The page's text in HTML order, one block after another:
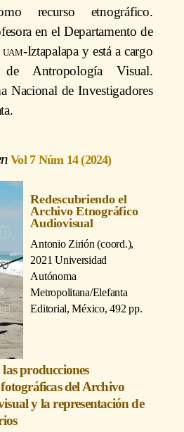
recurso etnográfico.
en el Departamento de
uam-Iztapalapa y está a cargo
Antropología Visual.
Nacional de Investigadores
Vol 7 Núm 14 (2024)
Redescubriendo el
Archivo Etnográfico
Audiovisual
Antonio Zirión (coord.),
2021 Universidad
Autónoma
Metropolitana/Elefanta
Editorial, México, 492 pp.
producciones
del Archivo
y la representación de